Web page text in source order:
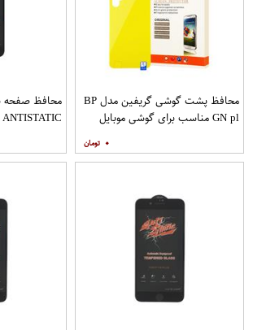
محافظ پشت گوشی گریفین مدل BP
GN pl مناسب برای گوشی موبایل
۰
محافظ صفحه